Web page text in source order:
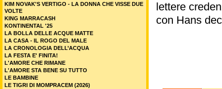
lettere
con Hans
KIM NOVAK'S VERTIGO - LA DONNA CHE VISSE DUE
VOLTE
KING MARRACASH
KONTINENTAL '25
LA BOLLA DELLE ACQUE MATTE
LA CASA - IL ROGO DEL MALE
LA CRONOLOGIA DELL’ACQUA
LA FESTA E' FINITA!
L'AMORE CHE RIMANE
L'AMORE STA BENE SU TUTTO
LE BAMBINE
LE TIGRI DI MOMPRACEM (2026)